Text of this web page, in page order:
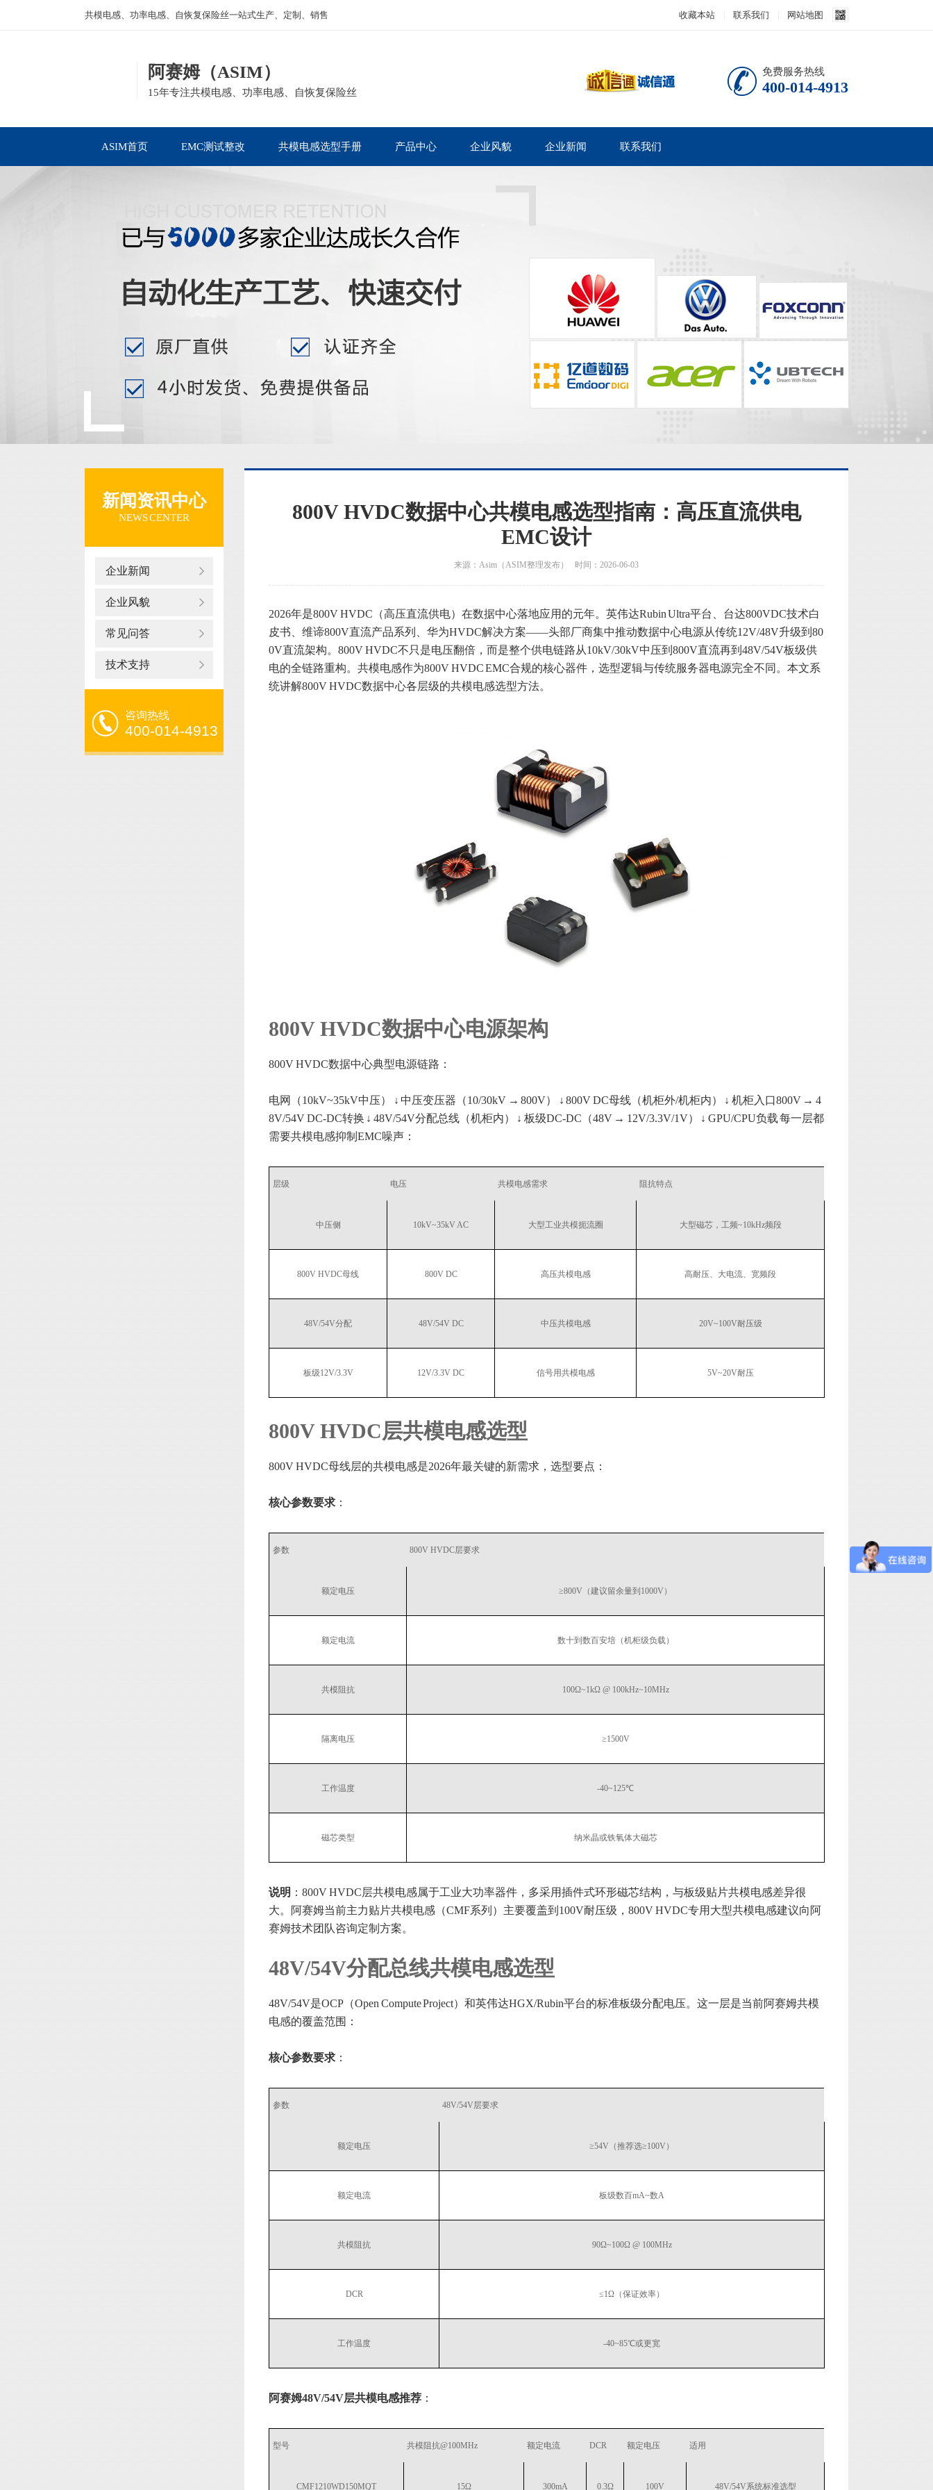
共模电感、功率电感、自恢复保险丝一站式生产、定制、销售 收藏本站 联系我们 网站地图
阿赛姆（ASIM）
15年专注共模电感、功率电感、自恢复保险丝
免费服务热线
400-014-4913
ASIM首页 EMC测试整改 共模电感选型手册 产品中心 企业风貌 企业新闻 联系我们
新闻资讯中心
NEWS CENTER
企业新闻
企业风貌
常见问答
技术支持
咨询热线
400-014-4913
800V HVDC数据中心共模电感选型指南：高压直流供电
EMC设计
来源：Asim（ASIM整理发布） 时间：2026-06-03
2026年是800V HVDC（高压直流供电）在数据中心落地应用的元年。英伟达Rubin Ultra平台、台达800VDC技术白
皮书、维谛800V直流产品系列、华为HVDC解决方案——头部厂商集中推动数据中心电源从传统12V/48V升级到80
0V直流架构。800V HVDC不只是电压翻倍，而是整个供电链路从10kV/30kV中压到800V直流再到48V/54V板级供
电的全链路重构。共模电感作为800V HVDC EMC合规的核心器件，选型逻辑与传统服务器电源完全不同。本文系
统讲解800V HVDC数据中心各层级的共模电感选型方法。
800V HVDC数据中心电源架构
800V HVDC数据中心典型电源链路：
电网（10kV~35kV中压） ↓ 中压变压器（10/30kV → 800V） ↓ 800V DC母线（机柜外/机柜内） ↓ 机柜入口800V → 4
8V/54V DC-DC转换 ↓ 48V/54V分配总线（机柜内） ↓ 板级DC-DC（48V → 12V/3.3V/1V） ↓ GPU/CPU负载 每一层都
需要共模电感抑制EMC噪声：
层级 电压 共模电感需求 阻抗特点
中压侧 10kV~35kV AC 大型工业共模扼流圈 大型磁芯，工频~10kHz频段
800V HVDC母线 800V DC 高压共模电感 高耐压、大电流、宽频段
48V/54V分配 48V/54V DC 中压共模电感 20V~100V耐压级
板级12V/3.3V 12V/3.3V DC 信号用共模电感 5V~20V耐压
800V HVDC层共模电感选型
800V HVDC母线层的共模电感是2026年最关键的新需求，选型要点：
核心参数要求 ：
参数 800V HVDC层要求
额定电压 ≥800V（建议留余量到1000V）
额定电流 数十到数百安培（机柜级负载）
共模阻抗 100Ω~1kΩ @ 100kHz~10MHz
隔离电压 ≥1500V
工作温度 -40~125℃
磁芯类型 纳米晶或铁氧体大磁芯
说明 ：800V HVDC层共模电感属于工业大功率器件，多采用插件式环形磁芯结构，与板级贴片共模电感差异很
大。阿赛姆当前主力贴片共模电感（CMF系列）主要覆盖到100V耐压级，800V HVDC专用大型共模电感建议向阿
赛姆技术团队咨询定制方案。
48V/54V分配总线共模电感选型
48V/54V是OCP（Open Compute Project）和英伟达HGX/Rubin平台的标准板级分配电压。这一层是当前阿赛姆共模
电感的覆盖范围：
核心参数要求 ：
参数 48V/54V层要求
额定电压 ≥54V（推荐选≥100V）
额定电流 板级数百mA~数A
共模阻抗 90Ω~100Ω @ 100MHz
DCR ≤1Ω（保证效率）
工作温度 -40~85℃或更宽
阿赛姆48V/54V层共模电感推荐 ：
型号 共模阻抗@100MHz 额定电流 DCR 额定电压 适用
CMF1210WD150MQT 15Ω 300mA 0.3Ω 100V 48V/54V系统标准选型